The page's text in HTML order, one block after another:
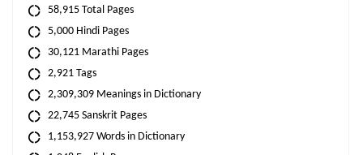
58,915 Total Pages
5,000 Hindi Pages
30,121 Marathi Pages
2,921 Tags
2,309,309 Meanings in Dictionary
22,745 Sanskrit Pages
1,153,927 Words in Dictionary